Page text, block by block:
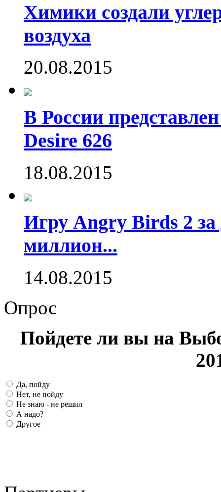
Химики создали
воздуха
20.08.2015
В России
Desire 626
18.08.2015
Игру Angry Birds 2 за
миллион...
14.08.2015
Опрос
Пойдете ли вы на
Да, пойду
Нет, не пойду
Не знаю - не решил
А надо?
Другое